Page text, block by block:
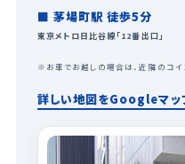
■ 茅場町駅 徒歩5分
東京メトロ日比谷線「12番出口」
※お車でお越しの場合は、近隣のコイ
詳しい地図をGoogleマッ